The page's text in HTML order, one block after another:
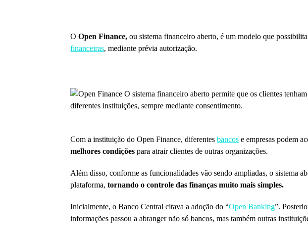
OOpen Finance, ou sistema financeiro aberto, é um modelo que
financeiras, mediante prévia autorização.
Com a instituição do Open Finance, diferentesbancos e empresas podem
melhores condiçõespara atrair clientes de outras organizações.
Além disso, conforme as funcionalidades vão sendo ampliadas, o sistema
plataforma, tornando o controle das finanças muito mais simples.
Inicialmente, o Banco Central citava a adoção do “Open Banking”.
informações passou a abranger não só bancos, mas também outras